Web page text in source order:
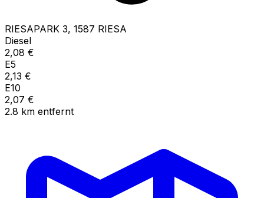
RIESAPARK 3, 1587 RIESA
Diesel
2,08 €
E5
2,13 €
E10
2,07 €
2.8 km entfernt